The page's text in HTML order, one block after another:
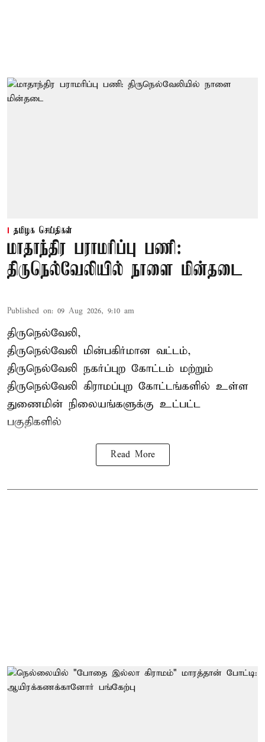
தமிழக செய்திகள்
மாதாந்திர பராமரிப்பு பணி:
திருநெல்வேலியில் நாளை மின்தடை
Published on: 09 Aug 2026, 9:10 am
திருநெல்வேலி,
திருநெல்வேலி மின்பகிர்மான வட்டம்,
திருநெல்வேலி நகர்ப்புற கோட்டம் மற்றும்
திருநெல்வேலி கிராமப்புற கோட்டங்களில் உள்ள
துணைமின் நிலையங்களுக்கு உட்பட்ட
பகுதிகளில்
Read More